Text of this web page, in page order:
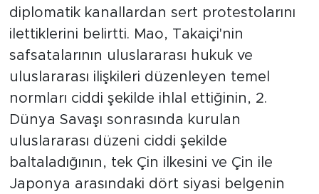
diplomatik kanallardan sert protestolarını
ilettiklerini belirtti. Mao, Takaiçi'nin
safsatalarının uluslararası hukuk ve
uluslararası ilişkileri düzenleyen temel
normları ciddi şekilde ihlal ettiğinin, 2.
Dünya Savaşı sonrasında kurulan
uluslararası düzeni ciddi şekilde
baltaladığının, tek Çin ilkesini ve Çin ile
Japonya arasındaki dört siyasi belgenin